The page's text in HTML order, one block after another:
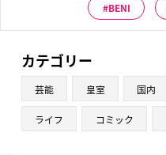
BENI
カテゴリー
芸能 皇室 国内
ライフ コミック